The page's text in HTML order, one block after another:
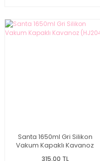
Santa 1650ml Gri Silikon
Vakum Kapaklı Kavanoz
315,00 TL